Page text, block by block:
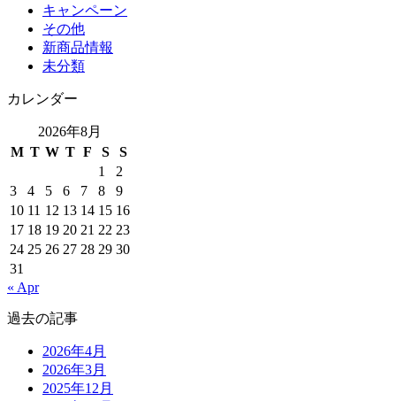
キャンペーン
その他
新商品情報
未分類
カレンダー
2026年8月
M T W T F S
S
1
2
3
4 5 6 7 8
9
10 11 12 13 14 15 16
17 18 19 20 21 22 23
24 25 26 27 28 29 30
31
« Apr
過去の記事
2026年4月
2026年3月
2025年12月